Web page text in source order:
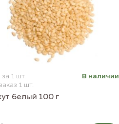
на сайте.
1 шт.
1 шт.
В наличии
белый 100 г